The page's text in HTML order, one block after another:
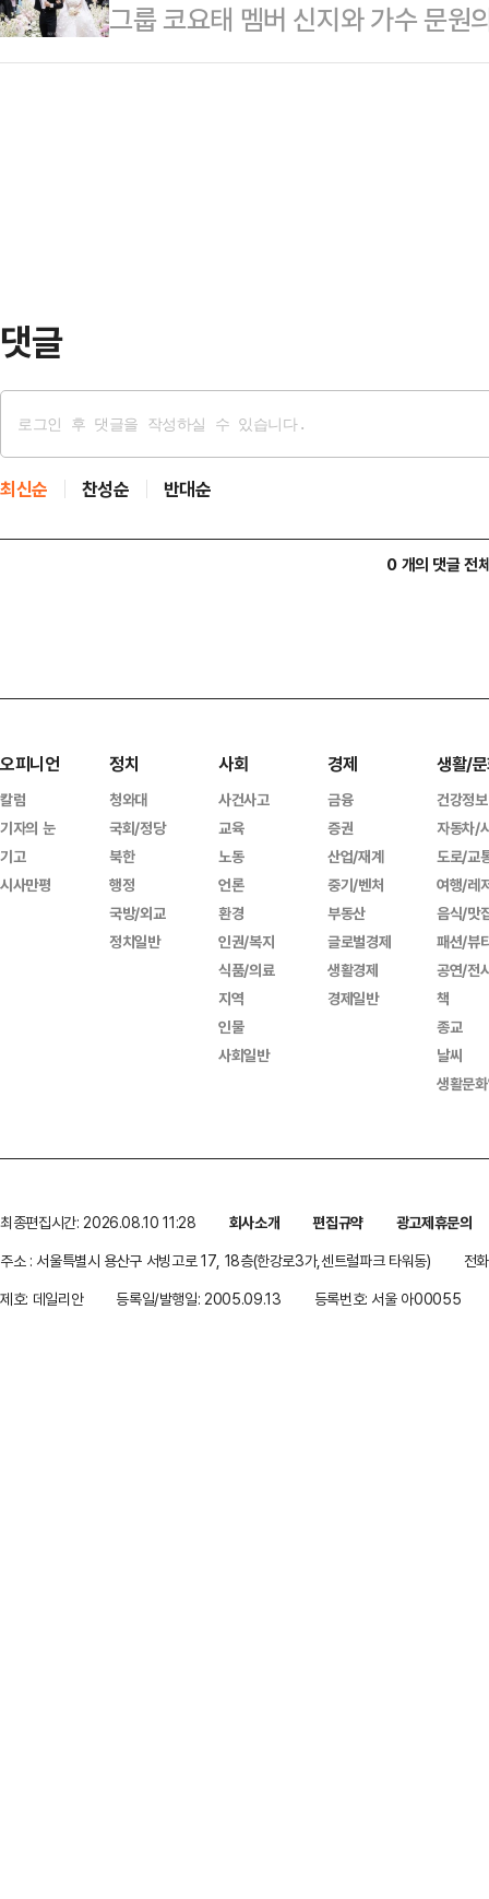
이다. 이어 개혁신당 김정철 후보
으로 집…
새다. 공식 선거운동 개막을 일주
라는 각자의 승부수를 던진 두 후보
그룹 코요태 멤버 신지와 가수 문원
발언이 논란을 빚고 있다.논란의 당
댓글
최신순 찬성순 반대순
0 개의 댓글 전
오피니언
칼럼
기자의 눈
기고
시사만평
정치
청와대
국회/정당
북한
행정
국방/외교
정치일반
사회
사건사고
교육
노동
언론
환경
인권/복지
식품/의료
지역
인물
사회일반
경제
금융
증권
산업/재계
중기/벤처
부동산
글로벌경제
생활경제
경제일반
생활/
건강정보
자동차/
도로/교
여행/레
음식/맛
패션/뷰
공연/전
책
종교
날씨
생활문
최종편집시간: 2026.08.10 11:28 회사소개 편집규약
광고제휴문의
주소 : 서울특별시 용산구 서빙고로 17, 18층(한강로3가,센트럴파크 타워동)
전
제호: 데일리안
등록일/발행일: 2005.09.13 등록번호: 서울 아00055